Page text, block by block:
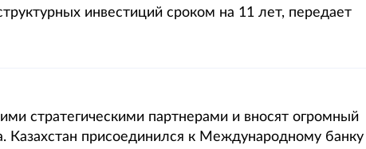
инвестиций сроком на 11 лет, передает
стратегическими партнерами и вносят огромный
Казахстан присоединился к Международному банку